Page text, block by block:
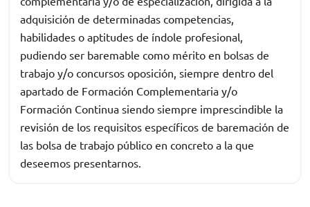
adquisición de determinadas competencias,
habilidades o aptitudes de índole profesional,
pudiendo ser baremable como mérito en bolsas de
trabajo y/o concursos oposición, siempre dentro del
apartado de Formación Complementaria y/o
Formación Continua siendo siempre imprescindible la
revisión de los requisitos específicos de baremación de
las bolsa de trabajo público en concreto a la que
deseemos presentarnos.